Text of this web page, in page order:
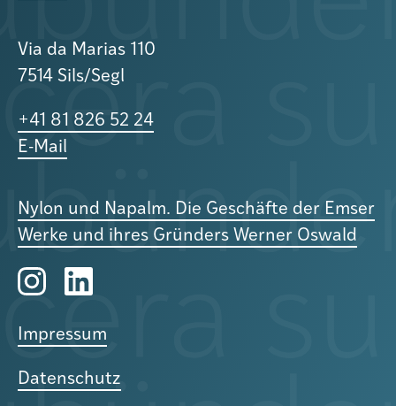
Via da Marias 110
7514 Sils/Segl
+41 81 826 52 24
E-Mail
Nylon und Napalm. Die Geschäfte der Emser
Werke und ihres Gründers Werner Oswald
Impressum
Datenschutz